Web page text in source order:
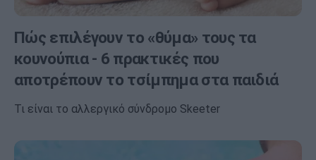
Πώς επιλέγουν το «θύμα» τους τα
κουνούπια - 6 πρακτικές που
αποτρέπουν το τσίμπημα στα παιδιά
Τι είναι το αλλεργικό σύνδρομο Skeeter